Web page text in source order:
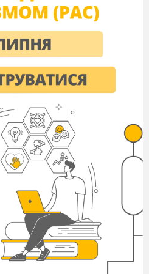
а
час, щоб дитинчата
них є вдосталь корму.
спаровуються в
за самкою, ініціюючи
Вагітність у самки
характеристики цієї
репродуктивні